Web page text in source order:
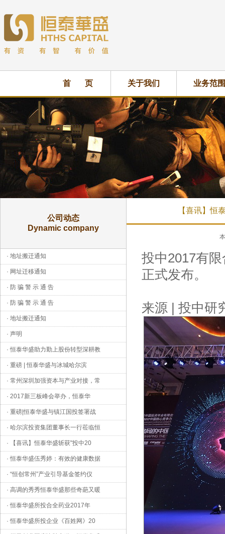
首 页 关于我们 业务范围
公司动态
Dynamic company
· 地址搬迁通知
· 网址迁移通知
· 防 骗 警 示 通 告
· 防 骗 警 示 通 告
· 地址搬迁通知
· 声明
·恒泰华盛助力勤上股份转型深耕教
· 重磅 | 恒泰华盛与冰城哈尔滨
· 常州深圳加强资本与产业对接，常
· 2017新三板峰会举办，恒泰华
· 重磅|恒泰华盛与镇江国投签署战
· 哈尔滨投资集团董事长一行莅临恒
· 【喜讯】恒泰华盛斩获"投中20
·恒泰华盛伍秀婷：有效的健康数据
· “恒创常州”产业引导基金签约仪
· 高调的秀秀恒泰华盛那些奇葩又暖
·恒泰华盛所投合全药业2017年
·恒泰华盛所投企业《百姓网》20
【喜讯】恒
投中2017有
正式发布。
来源 | 投中研